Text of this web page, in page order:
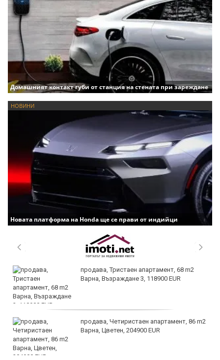
Домашният контакт губи от станция на стената при зареждане
НОВИНИ
Новата платформа на Honda ще се прави от индийци
продава, Тристаен апартамент, 68 m2
Варна, Възраждане 3, 118900 EUR
продава, Четиристаен апартамент, 86 m2
Варна, Цветен, 204900 EUR